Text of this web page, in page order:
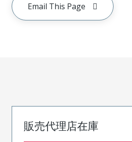
Email This Page
販売代理店在庫